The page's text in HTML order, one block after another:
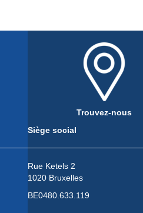
Trouvez-nous
Siège social
Rue Ketels 2
1020 Bruxelles
BE0480.633.119